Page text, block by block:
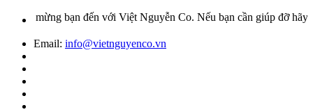
mừng bạn đến với Việt Nguyễn Co. Nếu bạn cần giúp đỡ hãy liên
Email: info@vietnguyenco.vn